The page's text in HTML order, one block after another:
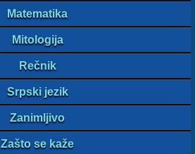
Matematika
Mitologija
Rečnik
Srpski jezik
Zanimljivo
Zašto se kaže